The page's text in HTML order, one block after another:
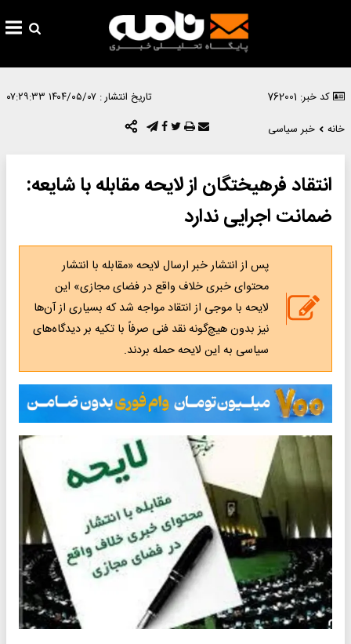
کد خبر: 762001 تاریخ انتشار : ۱۴۰۴/۰۵/۰۷ ۰۷:۲۹:۳۳
خانه
خبر سیاسی
انتقاد فرهیختگان از لایحه مقابله با شایعه:
ضمانت اجرایی ندارد
پس از انتشار خبر ارسال لایحه «مقابله با انتشار
محتوای خبری خلاف واقع در فضای مجازی» این
لایحه با موجی از انتقاد مواجه شد که بسیاری از آن‌ها
نیز بدون هیچ‌گونه نقد فنی صرفاً با تکیه بر دیدگاه‌های
سیاسی به این لایحه حمله بردند.